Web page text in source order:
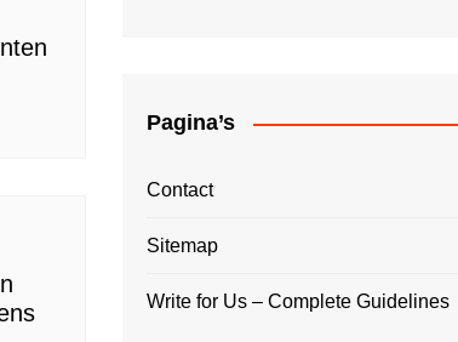
Pagina’s
Contact
Sitemap
Write for Us – Complete Guidelines